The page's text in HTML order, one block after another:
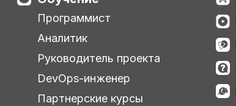
Программист
Аналитик
Руководитель проекта
DevOps-инженер
Партнерские курсы